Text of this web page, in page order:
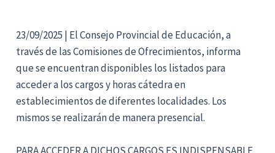
23/09/2025 | El Consejo Provincial de Educación, a
través de las Comisiones de Ofrecimientos, informa
que se encuentran disponibles los listados para
acceder a los cargos y horas cátedra en
establecimientos de diferentes localidades. Los
mismos se realizarán de manera presencial.